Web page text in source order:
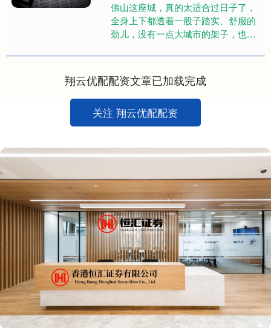
佛山这座城，真的太适合过日子了，
全身上下都透着一股子踏实、舒服的
劲儿，没有一点大城市的架子，也没
来人，待在这里都会觉得格外安
心，....
翔云优配配资文章已加载完成
关注 翔云优配配资